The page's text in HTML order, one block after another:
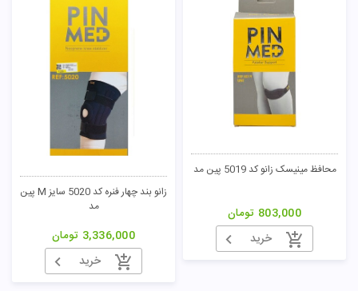
محافظ مینیسک زانو کد 5019 پین مد
803,000 تومان
خرید
زانو بند چهار فنره کد 5020 سایز M پین
مد
3,336,000 تومان
خرید